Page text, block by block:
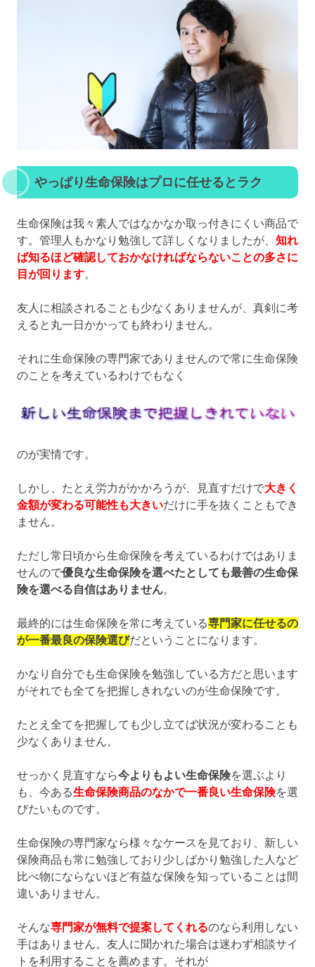
やっぱり生命保険はプロに任せるとラク
生命保険は我々素人ではなかなか取っ付きにくい商品で
す。管理人もかなり勉強して詳しくなりましたが、 知れ
ば知るほど確認しておかなければならないことの多さに
目が回ります。
友人に相談されることも少なくありませんが、真剣に考
えると丸一日かかっても終わりません。
それに生命保険の専門家でありませんので常に生命保険
のことを考えているわけでもなく
のが実情です。
しかし、たとえ労力がかかろうが、見直すだけで大きく
金額が変わる可能性も大きいだけに手を抜くこともでき
ません。
ただし常日頃から生命保険を考えているわけではありま
せんので優良な生命保険を選べたとしても最善の生命保
険を選べる自信はありません。
最終的には生命保険を常に考えている専門家に任せるの
が一番最良の保険選びだということになります。
かなり自分でも生命保険を勉強している方だと思います
がそれでも全てを把握しきれないのが生命保険です。
たとえ全てを把握しても少し立てば状況が変わることも
少なくありません。
せっかく見直すなら今よりもよい生命保険を選ぶより
も、今ある生命保険商品のなかで一番良い生命保険を選
びたいものです。
生命保険の専門家なら様々なケースを見ており、新しい
保険商品も常に勉強しており少しばかり勉強した人など
比べ物にならないほど有益な保険を知っていることは間
違いありません。
そんな専門家が無料で提案してくれるのなら利用しない
手はありません。友人に聞かれた場合は迷わず相談サイ
トを利用することを薦めます。それが